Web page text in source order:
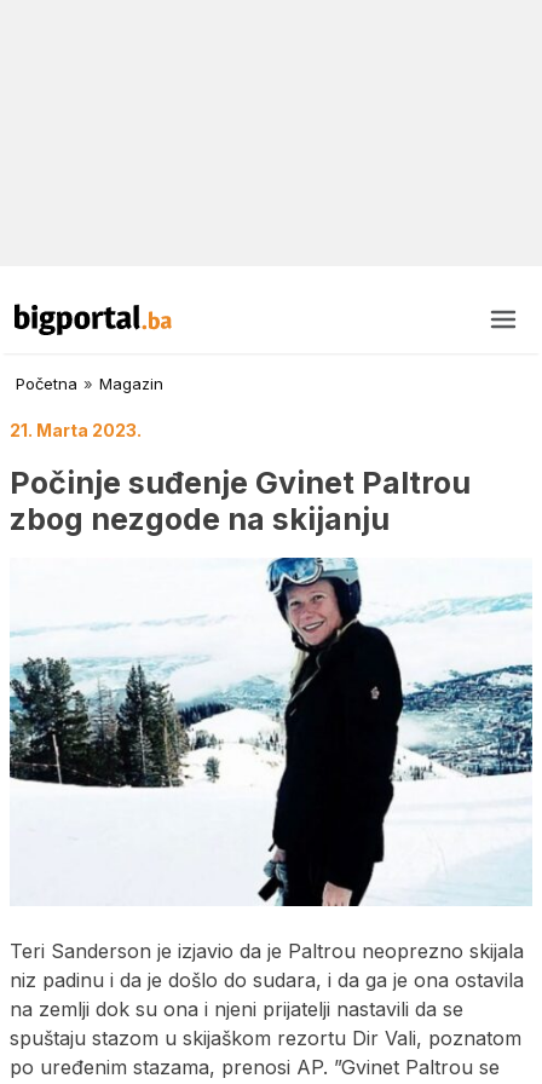
Početna » Magazin
21. Marta 2023.
Počinje suđenje Gvinet Paltrou
zbog nezgode na skijanju
Teri Sanderson je izjavio da je Paltrou neoprezno skijala
niz padinu i da je došlo do sudara, i da ga je ona ostavila
na zemlji dok su ona i njeni prijatelji nastavili da se
spuštaju stazom u skijaškom rezortu Dir Vali, poznatom
po uređenim stazama, prenosi AP. ”Gvinet Paltrou se